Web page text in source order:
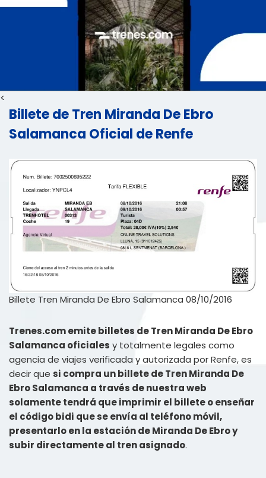
<
Billete de Tren Miranda De Ebro
Salamanca Oficial de Renfe
Billete Tren Miranda De Ebro Salamanca 08/10/2016
Trenes.com emite billetes de Tren Miranda De Ebro
Salamanca oficiales y totalmente legales como
agencia de viajes verificada y autorizada por Renfe, es
decir que si compra un billete de Tren Miranda De
Ebro Salamanca a través de nuestra web
solamente tendrá que imprimir el billete o enseñar
el código bidi que se envía al teléfono móvil,
presentarlo en la estación de Miranda De Ebro y
subir directamente al tren asignado.